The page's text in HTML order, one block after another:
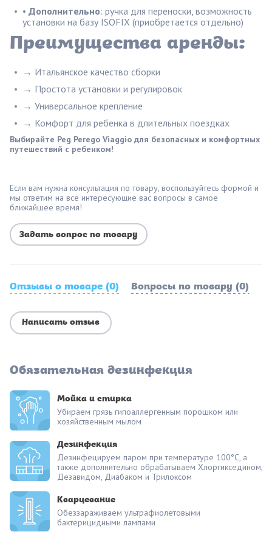
• Дополнительно: ручка для переноски, возможность
установки на базу ISOFIX (приобретается отдельно)
Преимущества аренды:
→ Итальянское качество сборки
→ Простота установки и регулировок
→ Универсальное крепление
→ Комфорт для ребенка в длительных поездках
Выбирайте Peg Perego Viaggio для безопасных и комфортных
путешествий с ребенком!
Если вам нужна консультация по товару, воспользуйтесь формой и
мы ответим на все интересующие вас вопросы в самое
ближайшее время!
Задать вопрос по товару
Отзывы о товаре (0) Вопросы по товару (0)
Написать отзыв
Обязательная дезинфекция
Мойка и стирка
Убираем грязь гипоаллергенным порошком или
хозяйственным мылом
Дезинфекция
Дезинфецируем паром при температуре 100°С, а
также дополнительно обрабатываем Хлоргикседином,
Дезавидом, Диабаком и Трилоксом
Кварцевание
Обеззараживаем ультрафиолетовыми
бактерицидными лампами